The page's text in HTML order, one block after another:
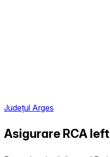
Județul Arges
Asigurare RCA